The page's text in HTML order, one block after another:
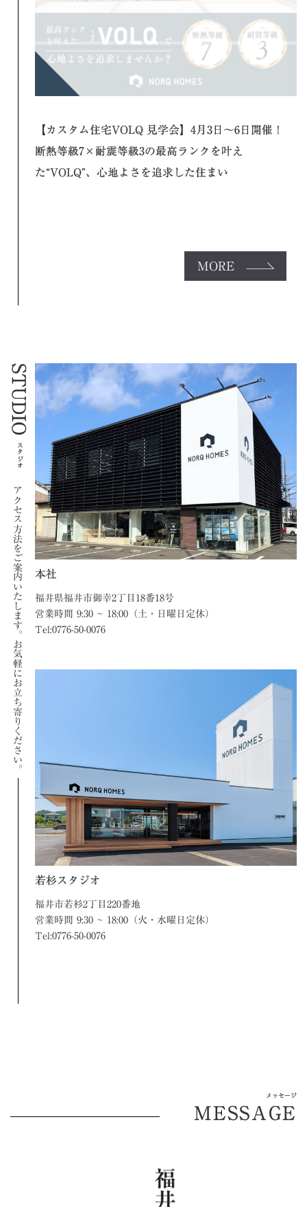
【カスタム住宅VOLQ 見学会】4月3日～6日開催！
断熱等級7×耐震等級3の最高ランクを叶え
た“VOLQ”、心地よさを追求した住まい
MORE
スタジオ
STUDIO
アクセス方法をご案内いたします。
お気軽にお立ち寄りください。
本社
福井県福井市御幸2丁目18番18号
営業時間 9:30 ~ 18:00（土・日曜日定休）
Tel:0776-50-0076
若杉スタジオ
福井市若杉2丁目220番地
営業時間 9:30 ~ 18:00（火・水曜日定休）
Tel:0776-50-0076
メッセージ
MESSAGE